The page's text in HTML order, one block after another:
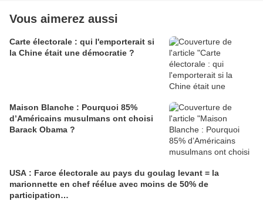
Vous aimerez aussi
Carte électorale : qui l'emporterait si
la Chine était une démocratie ?
Maison Blanche : Pourquoi 85%
d’Américains musulmans ont choisi
Barack Obama ?
USA : Farce électorale au pays du goulag levant = la
marionnette en chef réélue avec moins de 50% de
participation…